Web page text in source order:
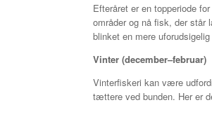
Efteråret er en topperiode
områder og nå fisk, der står
blinket en mere
Vinter (december–februar)
Vinterfiskeri kan være
tættere ved bunden. Her er